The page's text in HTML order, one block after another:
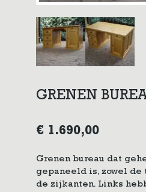
GRENEN
€ 1.690,00
Grenen bureau dat
gepaneeld is, zowel de
de zijkanten. Links